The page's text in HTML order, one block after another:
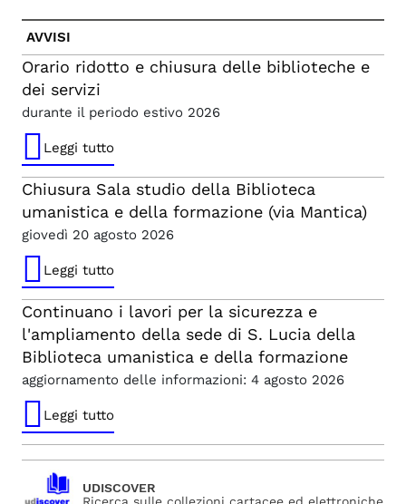
AVVISI
Orario ridotto e chiusura delle biblioteche e
dei servizi
durante il periodo estivo 2026
Leggi tutto
Chiusura Sala studio della Biblioteca
umanistica e della formazione (via Mantica)
giovedì 20 agosto 2026
Leggi tutto
Continuano i lavori per la sicurezza e
l'ampliamento della sede di S. Lucia della
Biblioteca umanistica e della formazione
aggiornamento delle informazioni: 4 agosto 2026
Leggi tutto
UDISCOVER